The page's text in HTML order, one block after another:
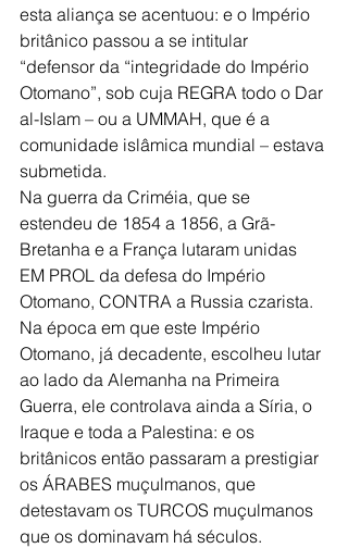
esta aliança se acentuou: e o Império
britânico passou a se intitular
“defensor da “integridade do Império
Otomano”, sob cuja REGRA todo o Dar
al-Islam – ou a UMMAH, que é a
comunidade islâmica mundial – estava
submetida.
Na guerra da Criméia, que se
estendeu de 1854 a 1856, a Grã-
Bretanha e a França lutaram unidas
EM PROL da defesa do Império
Otomano, CONTRA a Russia czarista.
Na época em que este Império
Otomano, já decadente, escolheu lutar
ao lado da Alemanha na Primeira
Guerra, ele controlava ainda a Síria, o
Iraque e toda a Palestina: e os
britânicos então passaram a prestigiar
os ÁRABES muçulmanos, que
detestavam os TURCOS muçulmanos
que os dominavam há séculos.